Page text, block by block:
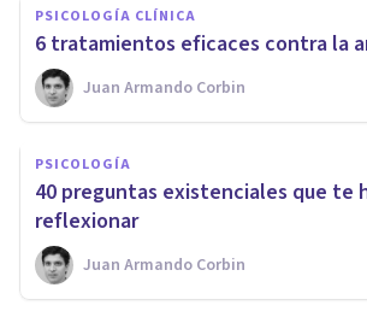
PSICOLOGÍA CLÍNICA
6 tratamientos eficaces contra la
Juan Armando Corbin
PSICOLOGÍA
40 preguntas existenciales que te
reflexionar
Juan Armando Corbin